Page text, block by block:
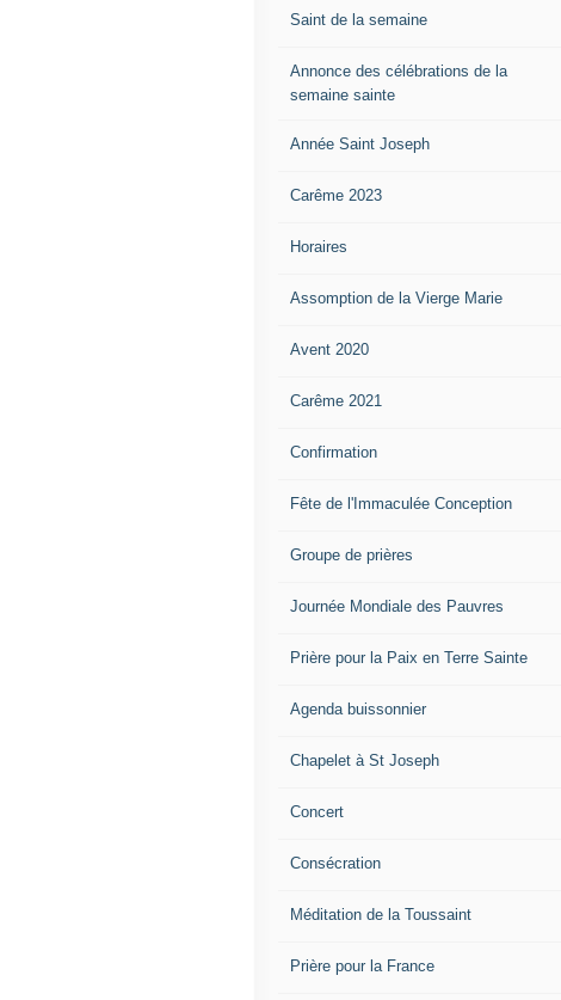
Saint de la semaine
Annonce des célébrations de la
semaine sainte
Année Saint Joseph
Carême 2023
Horaires
Assomption de la Vierge Marie
Avent 2020
Carême 2021
Confirmation
Fête de l'Immaculée Conception
Groupe de prières
Journée Mondiale des Pauvres
Prière pour la Paix en Terre Sainte
Agenda buissonnier
Chapelet à St Joseph
Concert
Consécration
Méditation de la Toussaint
Prière pour la France